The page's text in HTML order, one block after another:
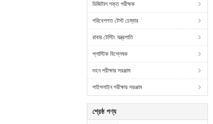
ডিজিটাল শক্ত পরীক্ষক
পরিবেশগত টেস্ট চেম্বার
রাবার টেস্টিং যন্ত্রপাতি
প্লাস্টিক বিশ্লেষক
দহন পরীক্ষার সরঞ্জাম
পাইপলাইন পরীক্ষার সরঞ্জাম
শ্রেষ্ঠ পণ্য